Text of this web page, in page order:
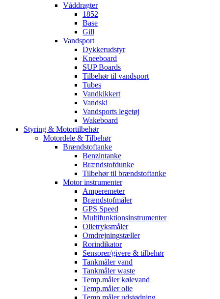
Våddragter
1852
Base
Gill
Vandsport
Dykkerudstyr
Kneeboard
SUP Boards
Tilbehør til vandsport
Tubes
Vandkikkert
Vandski
Vandsports legetøj
Wakeboard
Styring & Motortilbehør
Motordele & Tilbehør
Brændstoftanke
Benzintanke
Brændstofdunke
Tilbehør til brændstoftanke
Motor instrumenter
Amperemeter
Brændstofmåler
GPS Speed
Multifunktionsinstrumenter
Olietryksmåler
Omdrejningstæller
Rorindikator
Sensorer/givere & tilbehør
Tankmåler vand
Tankmåler waste
Temp.måler kølevand
Temp.måler olie